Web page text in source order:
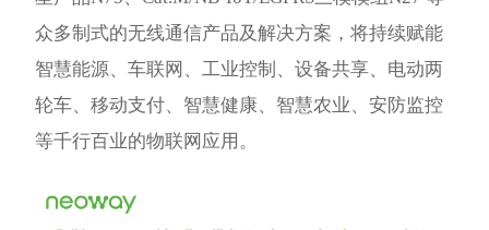
众多制式的无线通信产品及解决方案，将持续赋能
智慧能源、车联网、工业控制、设备共享、电动两
轮车、移动支付、智慧健康、智慧农业、安防监控
等千行百业的物联网应用。